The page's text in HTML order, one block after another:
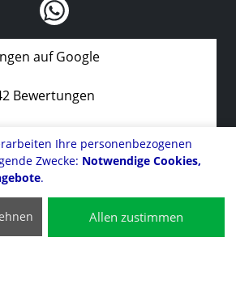
auf Google
Bewertungen
Impressum
Ihre personenbezogenen
Zwecke: Notwendige Cookies,
.
Allen zustimmen